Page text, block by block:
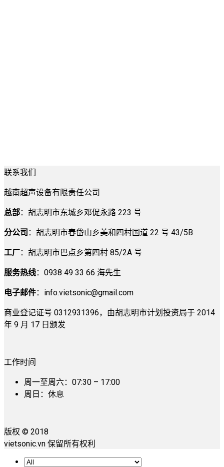
联系我们
越南超声设备有限责任公司
总部：胡志明市东城乡邓促永路 223 号
分公司 ：胡志明市春岱山乡美和四村国道 22 号 43/5B
工厂：胡志明市巴点乡第四村 85/2A 号
服务热线：0938 49 33 66 海先生
电子邮件： info.vietsonic@gmail.com
商业登记证号 0312931396，由胡志明市计划投资局于 2014
年 9 月 17 日颁发
工作时间
周一至周六：07:30 – 17:00
周日：休息
版权 © 2018
vietsonic.vn 保留所有权利